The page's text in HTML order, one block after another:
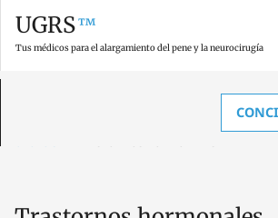
UGRS™
Tus médicos para el alargamiento del pene y la neurocirugía
GLOSARIO SOBRE AGRANDAMIENTO DE